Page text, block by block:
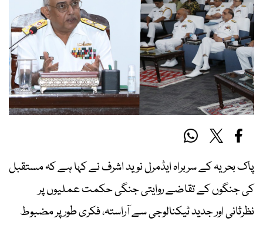
پاک بحریہ کے سربراہ ایڈمرل نوید اشرف نے کہا ہے کہ مستقبل
کی جنگوں کے تقاضے روایتی جنگی حکمت عملیوں پر
نظرثانی اور جدید ٹیکنالوجی سے آراستہ، فکری طور پر مضبوط